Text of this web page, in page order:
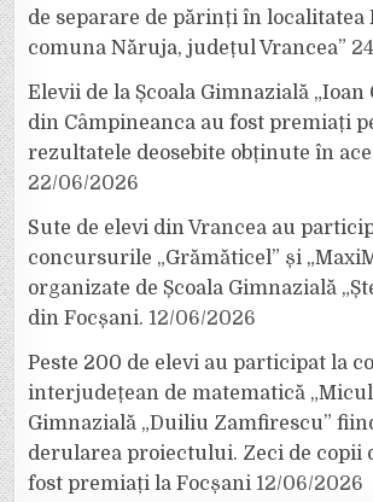
de separare de părinți în localitatea
comuna Năruja, județul Vrancea”
Elevii de la Școala Gimnazială „Ioan
din Câmpineanca au fost premiați
rezultatele deosebite obținute în
22/06/2026
Sute de elevi din Vrancea au
concursurile „Grămăticel” și
organizate de Școala Gimnazială
din Focșani. 12/06/2026
Peste 200 de elevi au participat la
interjudețean de matematică „Micul
Gimnazială „Duiliu Zamfirescu”
derularea proiectului. Zeci de copii
fost premiați la Focșani 12/06/2026